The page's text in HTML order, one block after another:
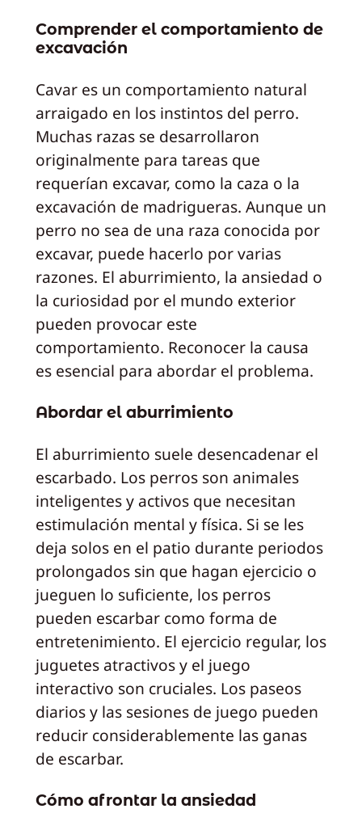
Comprender el comportamiento de
excavación
Cavar es un comportamiento natural
arraigado en los instintos del perro.
Muchas razas se desarrollaron
originalmente para tareas que
requerían excavar, como la caza o la
excavación de madrigueras. Aunque un
perro no sea de una raza conocida por
excavar, puede hacerlo por varias
razones. El aburrimiento, la ansiedad o
la curiosidad por el mundo exterior
pueden provocar este
comportamiento. Reconocer la causa
es esencial para abordar el problema.
Abordar el aburrimiento
El aburrimiento suele desencadenar el
escarbado. Los perros son animales
inteligentes y activos que necesitan
estimulación mental y física. Si se les
deja solos en el patio durante periodos
prolongados sin que hagan ejercicio o
jueguen lo suficiente, los perros
pueden escarbar como forma de
entretenimiento. El ejercicio regular, los
juguetes atractivos y el juego
interactivo son cruciales. Los paseos
diarios y las sesiones de juego pueden
reducir considerablemente las ganas
de escarbar.
Cómo afrontar la ansiedad